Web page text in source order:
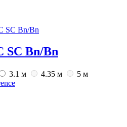
SC Bn/Bn
3.1 м 4.35 м
5 м